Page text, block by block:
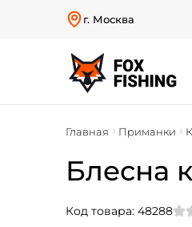
г. Москва
Главная Приманки
Блесна
Код товара: 48288